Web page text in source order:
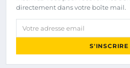
directement dans votre boîte mail.
Votre adresse email
S'INSCRIRE